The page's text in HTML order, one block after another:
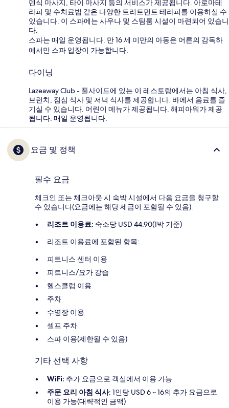
덴식 마사지, 타이 마사지 등의 서비스가 제공됩니다. 아로마테
라피 및 수치료법 같은 다양한 트리트먼트 테라피를 이용하실 수
있습니다. 이 스파에는 사우나 및 스팀룸 시설이 마련되어 있습니
다.
스파는 매일 운영됩니다. 만 16 세 미만의 아동은 어른의 감독하
에서만 스파 입장이 가능합니다.
다이닝
Lazeaway Club - 풀사이드에 있는 이 레스토랑에서는 아침 식사,
브런치, 점심 식사 및 저녁 식사를 제공합니다. 바에서 음료를 즐
기실 수 있습니다. 어린이 메뉴가 제공됩니다. 해피아워가 제공
됩니다. 매일 운영됩니다.
요금 및 정책
필수 요금
체크인 또는 체크아웃 시 숙박 시설에서 다음 요금을 청구할
수 있습니다(요금에는 해당 세금이 포함될 수 있음).
리조트 이용료: 숙소당 USD 44.90(1박 기준)
리조트 이용료에 포함된 항목:
피트니스 센터 이용
피트니스/요가 강습
헬스클럽 이용
주차
수영장 이용
셀프 주차
스파 이용(제한될 수 있음)
기타 선택 사항
WiFi: 추가 요금으로 객실에서 이용 가능
주문 요리 아침 식사: 1인당 USD 6 ~ 16의 추가 요금으로
이용 가능(대략적인 금액)